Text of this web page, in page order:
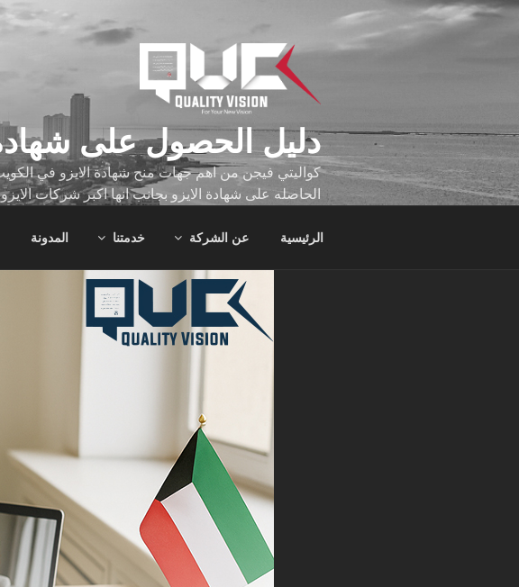
التجاوز
دليل الحصول على
كواليتي فيجن من اهم جهات منح شهادة الايزو في
الحاصله على شهادة الايزو بجانب انها اكبر شركات
الرئيسية عن الشركة خدمتنا المدونة